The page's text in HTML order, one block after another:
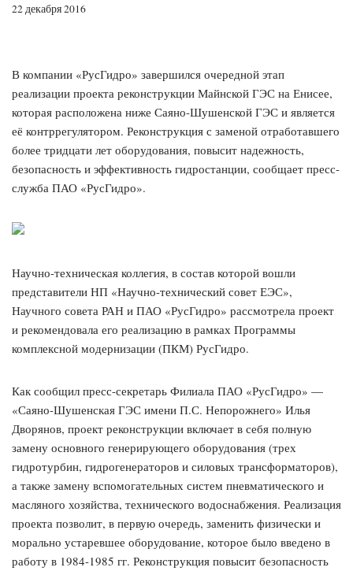
22 декабря 2016
В компании «РусГидро» завершился очередной этап
реализации проекта реконструкции Майнской ГЭС на Енисее,
которая расположена ниже Саяно-Шушенской ГЭС и является
её контррегулятором. Реконструкция с заменой отработавшего
более тридцати лет оборудования, повысит надежность,
безопасность и эффективность гидростанции, сообщает пресс-
служба ПАО «РусГидро».
Научно-техническая коллегия, в состав которой вошли
представители НП «Научно-технический совет ЕЭС»,
Научного совета РАН и ПАО «РусГидро» рассмотрела проект
и рекомендовала его реализацию в рамках Программы
комплексной модернизации (ПКМ) РусГидро.
Как сообщил пресс-секретарь Филиала ПАО «РусГидро» —
«Саяно-Шушенская ГЭС имени П.С. Непорожнего» Илья
Дворянов, проект реконструкции включает в себя полную
замену основного генерирующего оборудования (трех
гидротурбин, гидрогенераторов и силовых трансформаторов),
а также замену вспомогательных систем пневматического и
масляного хозяйства, технического водоснабжения. Реализация
проекта позволит, в первую очередь, заменить физически и
морально устаревшее оборудование, которое было введено в
работу в 1984-1985 гг. Реконструкция повысит безопасность